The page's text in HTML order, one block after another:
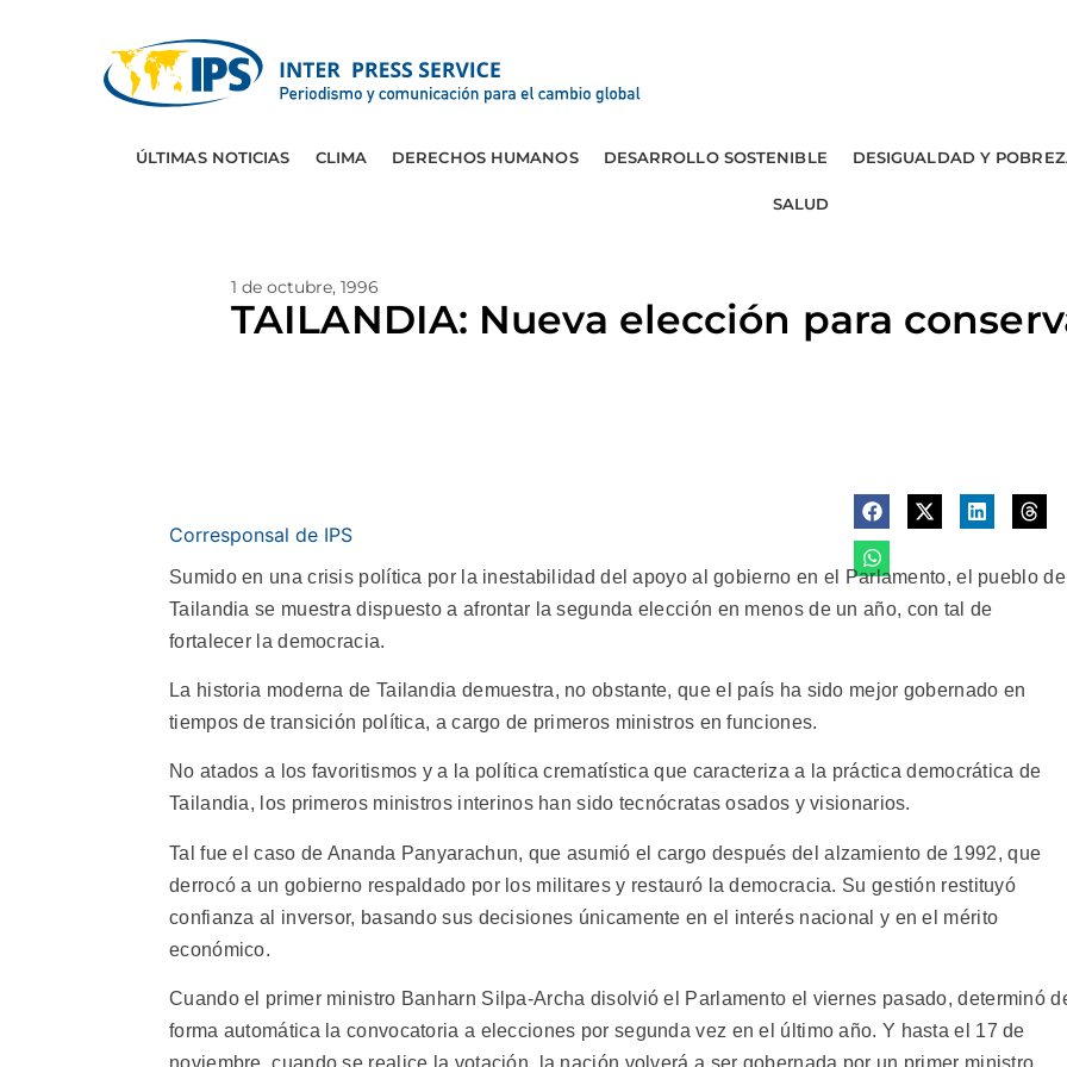
ÚLTIMAS NOTICIAS CLIMA DERECHOS HUMANOS DESARROLLO SOSTENIBLE DESIGUALDAD Y
SALUD
1 de octubre, 1996
TAILANDIA: Nueva elección para
Corresponsal de IPS
Sumido en una crisis política por la inestabilidad del apoyo al gobierno en el Parlamento, el pueblo de
Tailandia se muestra dispuesto a afrontar la segunda elección en menos de un año, con tal de
fortalecer la democracia.
La historia moderna de Tailandia demuestra, no obstante, que el país ha sido mejor gobernado en
tiempos de transición política, a cargo de primeros ministros en funciones.
No atados a los favoritismos y a la política crematística que caracteriza a la práctica democrática de
Tailandia, los primeros ministros interinos han sido tecnócratas osados y visionarios.
Tal fue el caso de Ananda Panyarachun, que asumió el cargo después del alzamiento de 1992, que
derrocó a un gobierno respaldado por los militares y restauró la democracia. Su gestión restituyó
confianza al inversor, basando sus decisiones únicamente en el interés nacional y en el mérito
económico.
Cuando el primer ministro Banharn Silpa-Archa disolvió el Parlamento el viernes pasado, determinó
forma automática la convocatoria a elecciones por segunda vez en el último año. Y hasta el 17 de
noviembre, cuando se realice la votación, la nación volverá a ser gobernada por un primer ministro